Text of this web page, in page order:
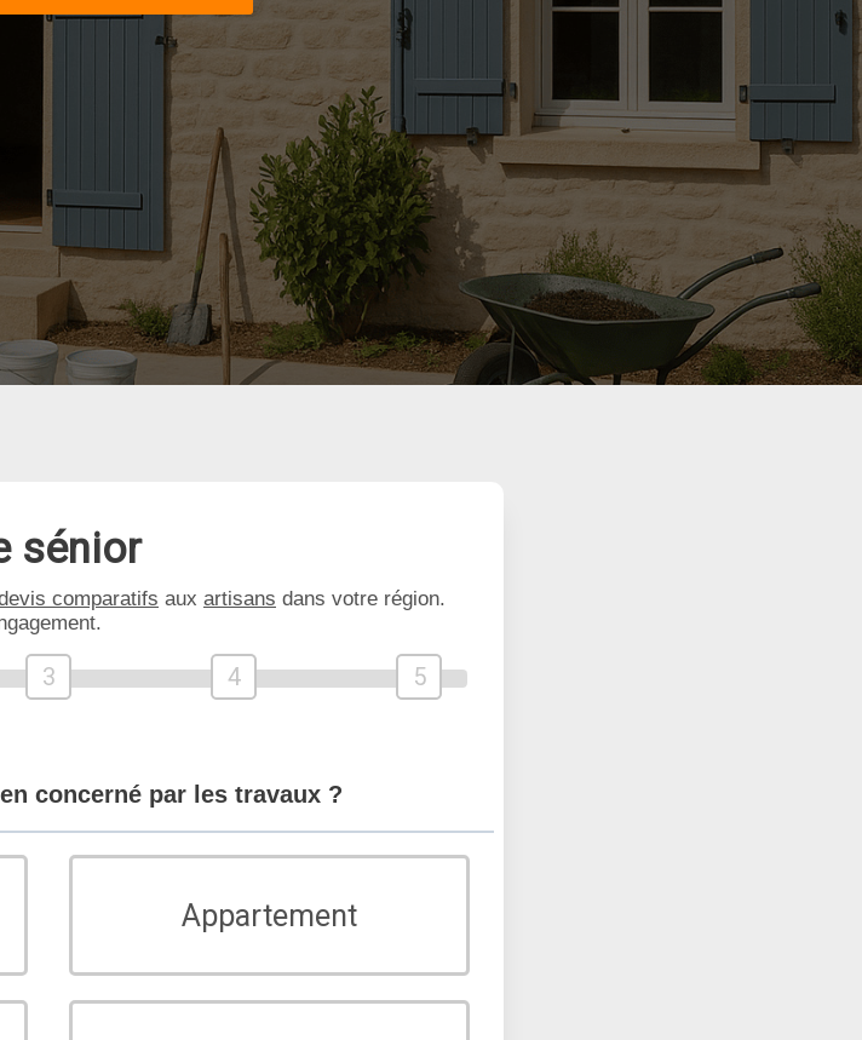
sénior
comparatifs aux artisans dans votre région.
3 4 5
concerné par les travaux ?
Appartement